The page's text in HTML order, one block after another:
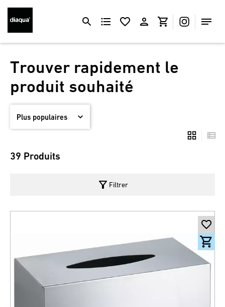
Trouver rapidement le
produit souhaité
39 Produits
filter_alt Filtrer